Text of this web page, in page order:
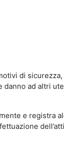
di
ad altri
e registra